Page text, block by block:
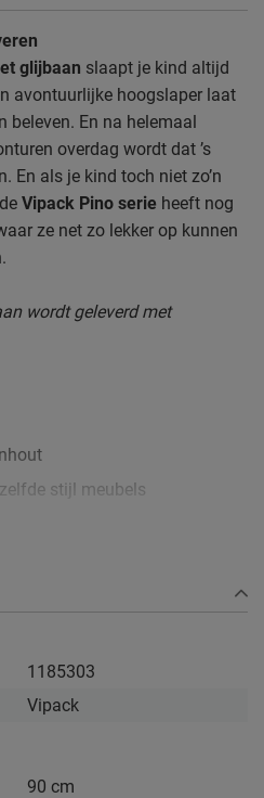
glijbaan slaapt je kind altijd
avontuurlijke hoogslaper laat
beleven. En na helemaal
overdag wordt dat ’s
En als je kind toch niet zo’n
Vipack Pino serie heeft nog
ze net zo lekker op kunnen
wordt geleverd met
stijl meubels
weten’ om alle tips & tricks te
1185303
Vipack
90 cm